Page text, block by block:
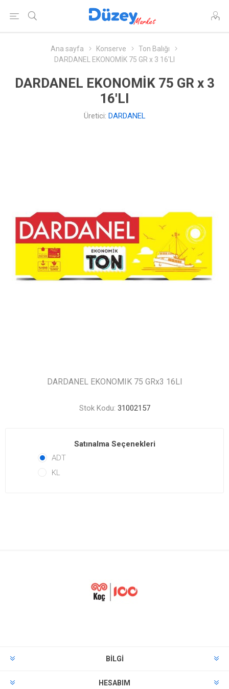
Ana sayfa Konserve
Ton Balığı
DARDANEL EKONOMİK 75 GR x 3 16'LI
DARDANEL EKONOMİK 75 GR x 3
16'LI
Üretici: DARDANEL
DARDANEL EKONOMIK 75 GRx3 16LI
Stok Kodu: 31002157
Satınalma Seçenekleri
ADT
KL
BILGI
HESABIM